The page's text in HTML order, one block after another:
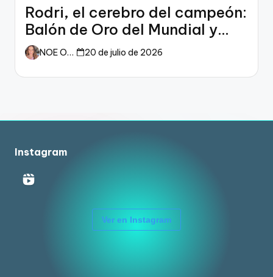
Rodri, el cerebro del campeón:
Balón de Oro del Mundial y
dueño del fútbol
NOE ORTIZ 20 de julio de 2026
Instagram
Ver en Instagram